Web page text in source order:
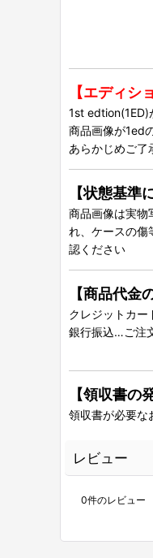
【エディシ
1st edtion(1ED)
商品画像が1ed
あらかじめご了
【状態基準
商品画像は実物
れ、ケースの傷
認ください
【商品代金
クレジットカー
銀行振込…ご注
【領収書の
領収書が必要な
レビュー
0件のレビュー